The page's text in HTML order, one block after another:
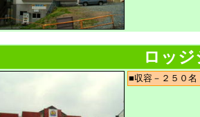
ロッ
■収容－２５０